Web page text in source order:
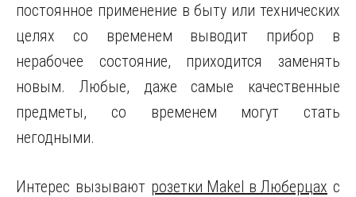
постоянное применение в быту или технических
целях со временем выводит прибор в
нерабочее состояние, приходится заменять
новым. Любые, даже самые качественные
предметы, со временем могут стать
негодными.
Интерес вызывают розетки Makel в Люберцах с